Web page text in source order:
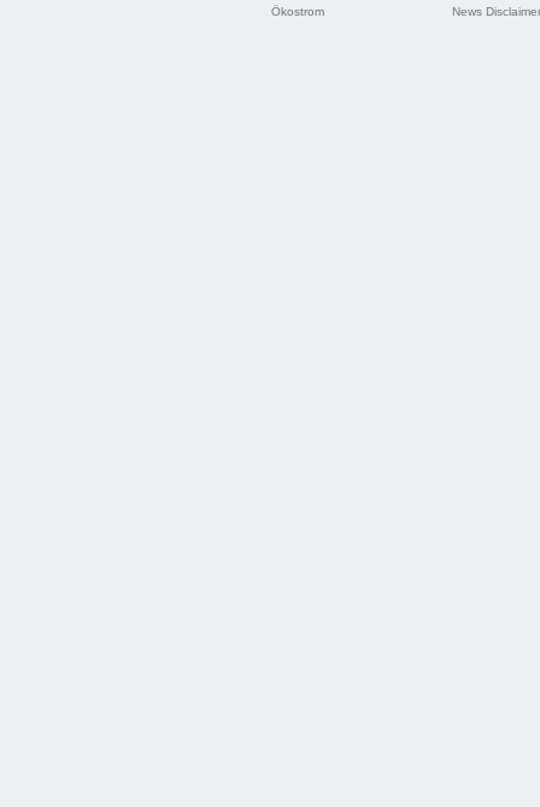
Ökostrom
News Disclaimer